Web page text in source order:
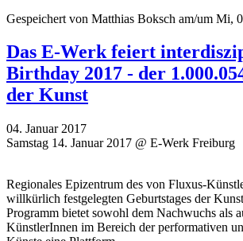
Gespeichert von Matthias Boksch am/um Mi,
Das E-Werk feiert
Birthday 2017 - der
der Kunst
04. Januar 2017
Samstag 14. Januar 2017 @ E-Werk Freiburg
Regionales Epizentrum des von Fluxus-
willkürlich festgelegten Geburtstages der
Programm bietet sowohl dem Nachwuchs als
KünstlerInnen im Bereich der performativen